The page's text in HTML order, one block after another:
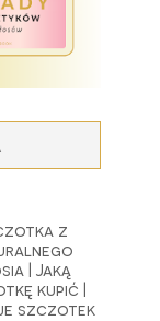
z
| Jaką
kupić |
szczotek